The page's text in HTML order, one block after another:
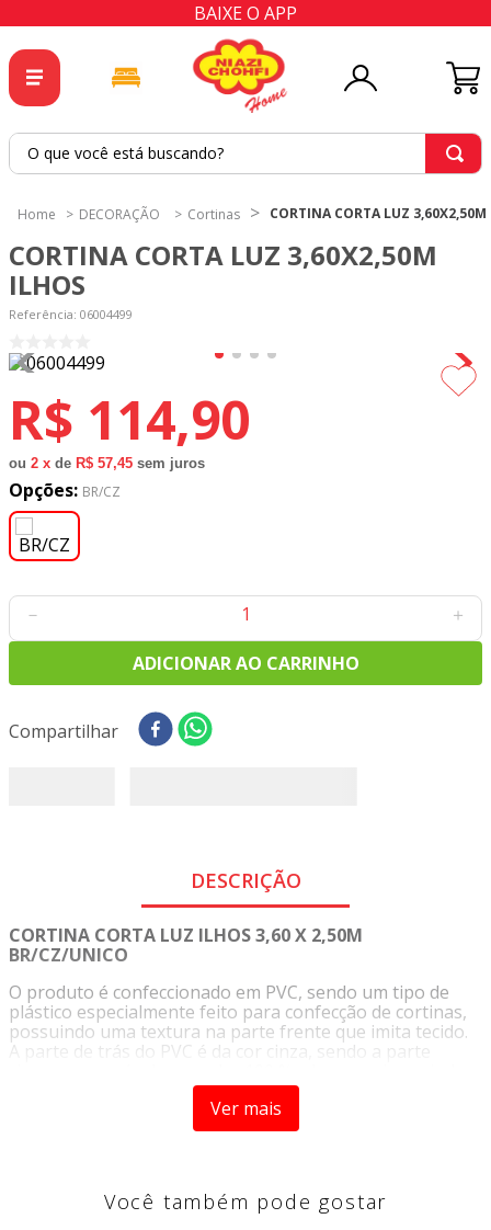
BAIXE O APP
O que você está buscando?
DECORAÇÃO Cortinas CORTINA CORTA LUZ 3,60X2,50M
CORTINA CORTA LUZ 3,60X2,50M
ILHOS
Referência: 06004499
R$ 114,90
ou 2 x de R$ 57,45 sem juros
Opções: BR/CZ
＋
－
ADICIONAR AO CARRINHO
Compartilhar
DESCRIÇÃO
CORTINA CORTA LUZ ILHOS 3,60 X 2,50M
BR/CZ/UNICO
O produto é confeccionado em PVC, sendo um tipo de
plástico especialmente feito para confecção de cortinas,
possuindo uma textura na parte frente que imita tecido.
A parte de trás do PVC é da cor cinza, sendo a parte
na preservação de pisos e móveis do envelhecimento que
o sol causa, além de também ser muito eficiente no
controle da temperatura.
Ver mais
Você também pode gostar
2º
tapete
cortina
6º
tecido tricoline
7 º
percal
8º
tricoline digital
9º
tecido oxford